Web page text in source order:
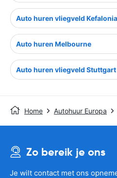
Auto huren vliegveld Kefalonia
Auto huren Melbourne
Auto huren vliegveld Stuttgart
Home Autohuur Europa
Zo bereik je ons
Je wilt contact met ons